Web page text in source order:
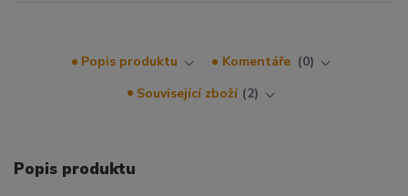
Popis produktu Komentáře
0
Související zboží 2
Popis produktu